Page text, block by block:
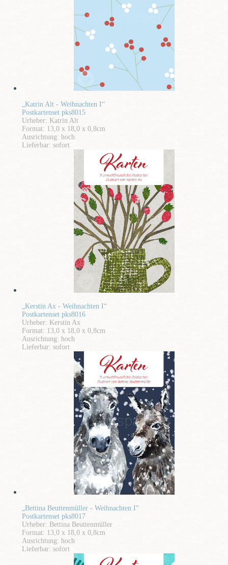
„Katrin Alt - Weihnachten I“
Postkartenset pks8015
Urheber: Katrin Alt
Format: 13,0 x 18,0 x 0,8cm
Ausrichtung: hoch
Lieferbar: sofort
„Kerstin Ax - Weihnachten I“
Postkartenset pks8016
Urheber: Kerstin Ax
Format: 13,0 x 18,0 x 0,8cm
Ausrichtung: hoch
Lieferbar: sofort
„Bettina Beuttenmüller - Weihnachten I“
Postkartenset pks8017
Urheber: Bettina Beuttenmüller
Format: 13,0 x 18,0 x 0,8cm
Ausrichtung: hoch
Lieferbar: sofort